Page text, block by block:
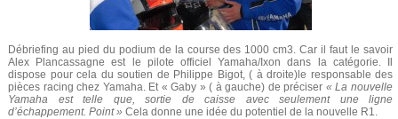
Débriefing au pied du podium de la course des 1000 cm3. Car il faut le savoir
Alex Plancassagne est le pilote officiel Yamaha/Ixon dans la catégorie. Il
dispose pour cela du soutien de Philippe Bigot, ( à droite)le responsable des
pièces racing chez Yamaha. Et « Gaby » ( à gauche) de préciser « La nouvelle
Yamaha est telle que, sortie de caisse avec seulement une ligne
d’échappement. Point » Cela donne une idée du potentiel de la nouvelle R1.